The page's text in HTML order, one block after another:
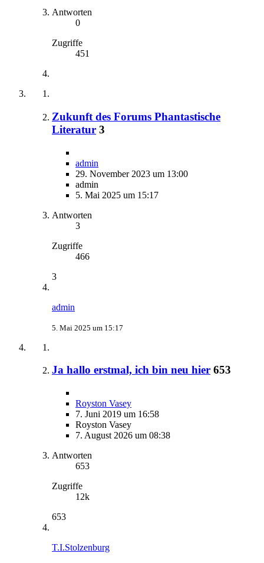
Antworten
0
Zugriffe
451
Zukunft des Forums Phantastische
Literatur 3
admin
29. November 2023 um 13:00
admin
5. Mai 2025 um 15:17
Antworten
3
Zugriffe
466
3
admin
5. Mai 2025 um 15:17
Ja hallo erstmal, ich bin neu hier 653
Royston Vasey
7. Juni 2019 um 16:58
Royston Vasey
7. August 2026 um 08:38
Antworten
653
Zugriffe
12k
653
T.I.Stolzenburg